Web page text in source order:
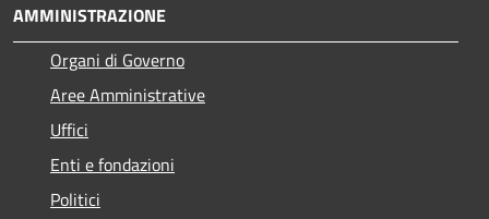
AMMINISTRAZIONE
Organi di Governo
Aree Amministrative
Uffici
Enti e fondazioni
Politici